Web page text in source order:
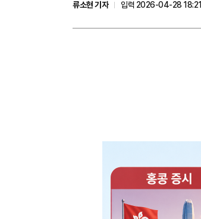
류소현 기자
입력 2026-04-28 18:21